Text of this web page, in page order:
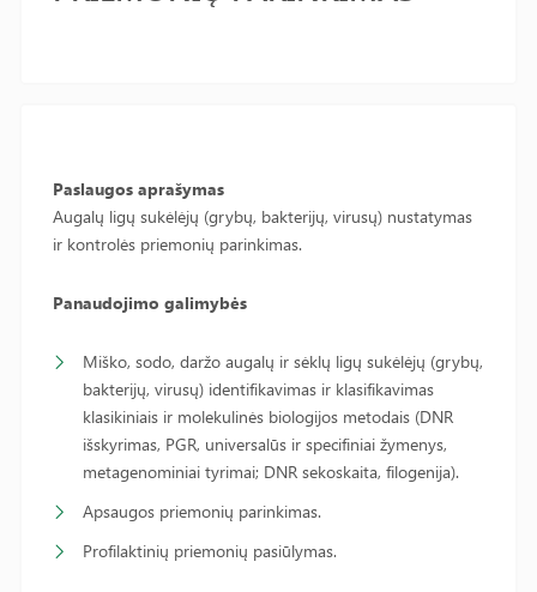
Paslaugos aprašymas
Augalų ligų sukėlėjų (grybų, bakterijų, virusų) nustatymas
ir kontrolės priemonių parinkimas.
Panaudojimo galimybės
Miško, sodo, daržo augalų ir sėklų ligų sukėlėjų (grybų,
bakterijų, virusų) identifikavimas ir klasifikavimas
klasikiniais ir molekulinės biologijos metodais (DNR
išskyrimas, PGR, universalūs ir specifiniai žymenys,
metagenominiai tyrimai; DNR sekoskaita, filogenija).
Apsaugos priemonių parinkimas.
Profilaktinių priemonių pasiūlymas.